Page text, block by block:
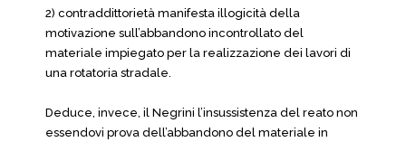
2) contraddittorietà manifesta illogicità della
motivazione sull’abbandono incontrollato del
materiale impiegato per la realizzazione dei lavori di
una rotatoria stradale.
Deduce, invece, il Negrini l’insussistenza del reato non
essendovi prova dell’abbandono del materiale in